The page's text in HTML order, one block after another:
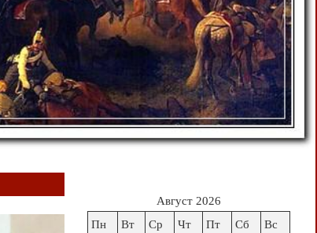
Август 2026
Пн
Вт Ср Чт Пт Сб Вс